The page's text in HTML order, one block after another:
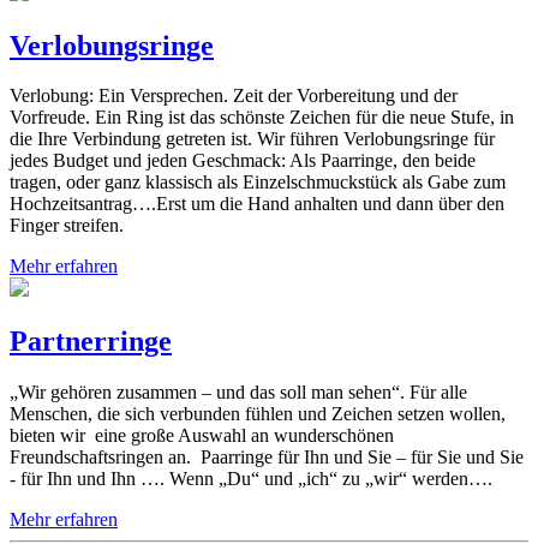
Verlobungsringe
Verlobung: Ein Versprechen. Zeit der Vorbereitung und der
Vorfreude. Ein Ring ist das schönste Zeichen für die neue Stufe, in
die Ihre Verbindung getreten ist. Wir führen Verlobungsringe für
jedes Budget und jeden Geschmack: Als Paarringe, den beide
tragen, oder ganz klassisch als Einzelschmuckstück als Gabe zum
Hochzeitsantrag….Erst um die Hand anhalten und dann über den
Finger streifen.
Mehr erfahren
Partnerringe
„Wir gehören zusammen – und das soll man sehen“. Für alle
Menschen, die sich verbunden fühlen und Zeichen setzen wollen,
bieten wir eine große Auswahl an wunderschönen
Freundschaftsringen an. Paarringe für Ihn und Sie – für Sie und Sie
- für Ihn und Ihn …. Wenn „Du“ und „ich“ zu „wir“ werden….
Mehr erfahren